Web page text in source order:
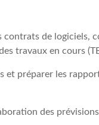
contrats de logiciels,
travaux en cours
et préparer les
des